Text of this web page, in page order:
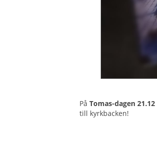
På Tomas-dagen 21.12
till kyrkbacken!